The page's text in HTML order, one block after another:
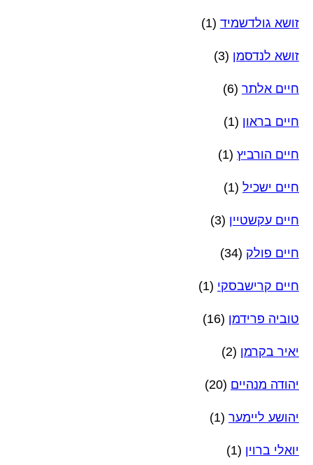
זושא גולדשמיד (1)
זושא לנדסמן (3)
חיים אלתר (6)
חיים בראון (1)
חיים הורביץ (1)
חיים ישכיל (1)
חיים עקשטיין (3)
חיים פולק (34)
חיים קרישבסקי (1)
טוביה פרידמן (16)
יאיר בקרמן (2)
יהודה מנהיים (20)
יהושע ליימער (1)
יואלי ברוין (1)